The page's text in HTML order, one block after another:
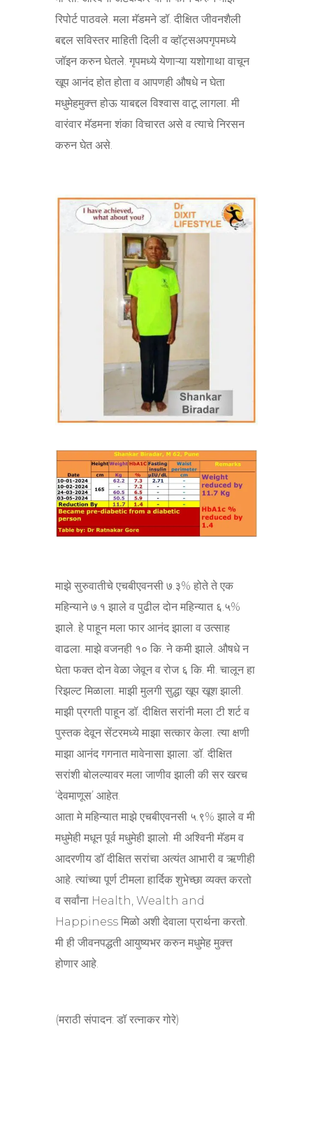
रिपोर्ट पाठवले. मला मॅडमने डॉ. दीक्षित जीवनशैली
बद्दल सविस्तर माहिती दिली व व्हॉट्सअपगृपमध्ये
जॉइन करुन घेतले. गृपमध्ये येणाऱ्या यशोगाथा वाचून
खूप आनंद होत होता व आपणही औषधे न घेता
मधुमेहमुक्त्त होऊ याबद्दल विश्वास वाटू लागला. मी
वारंवार मॅडमना शंका विचारत असे व त्याचे निरसन
करुन घेत असे.
माझे सुरुवातीचे एचबीएवनसी ७.३% होते ते एक
महिन्याने ७.१ झाले व पुढील दोन महिन्यात ६.५%
झाले. हे पाहून मला फार आनंद झाला व उत्साह
वाढला. माझे वजनही १० कि. ने कमी झाले. औषधे न
घेता फक्त दोन वेळा जेवून व रोज ६ कि. मी. चालून हा
रिझल्ट मिळाला. माझी मुलगी सुद्धा खूप खूश झाली.
माझी प्रगती पाहून डॉ. दीक्षित सरांनी मला टी शर्ट व
पुस्तक देवून सेंटरमध्ये माझा सत्कार केला. त्या क्षणी
माझा आनंद गगनात मावेनासा झाला. डॉ. दीक्षित
सरांशी बोलल्यावर मला जाणीव झाली की सर खरच
‘देवमाणूस’ आहेत.
आता मे महिन्यात माझे एचबीएवनसी ५.९% झाले व मी
मधुमेही मधून पूर्व मधुमेही झालो. मी अश्विनी मॅडम व
आदरणीय डॉ दीक्षित सरांचा अत्यंत आभारी व ऋणीही
आहे. त्यांच्या पूर्ण टीमला हार्दिक शुभेच्छा व्यक्त करतो
व सर्वांना Health, Wealth and
Happiness मिळो अशी देवाला प्रार्थना करतो.
मी ही जीवनपद्धती आयुष्यभर करुन मधुमेह मुक्त्त
होणार आहे.
(मराठी संपादन: डॉ रत्नाकर गोरे)